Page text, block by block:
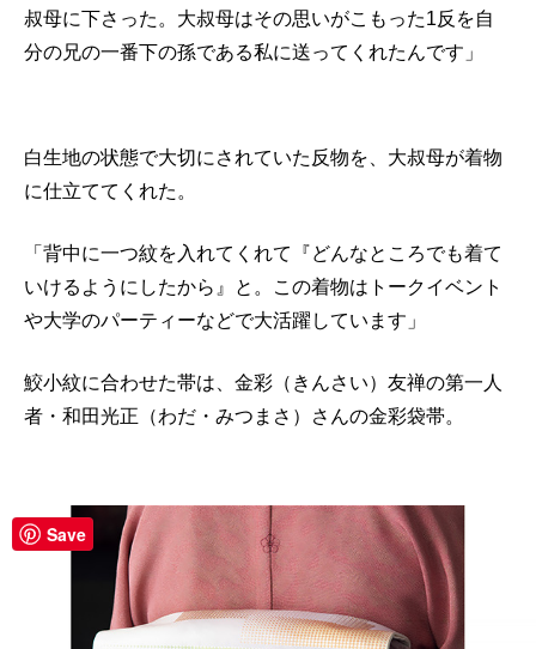
叔母に下さった。大叔母はその思いがこもった1反を自
分の兄の一番下の孫である私に送ってくれたんです」
白生地の状態で大切にされていた反物を、大叔母が着物
に仕立ててくれた。
「背中に一つ紋を入れてくれて『どんなところでも着て
いけるようにしたから』と。この着物はトークイベント
や大学のパーティーなどで大活躍しています」
鮫小紋に合わせた帯は、金彩（きんさい）友禅の第一人
者・和田光正（わだ・みつまさ）さんの金彩袋帯。
Save